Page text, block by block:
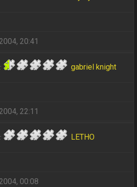
20:41
gabriel knight
22:11
LETHO
00:08